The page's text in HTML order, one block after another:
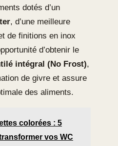
dotés d’un
, d’une meilleure
de finitions en inox
d’obtenir le
intégral (No Frost),
de givre et assure
des aliments.
colorées : 5
vos WC